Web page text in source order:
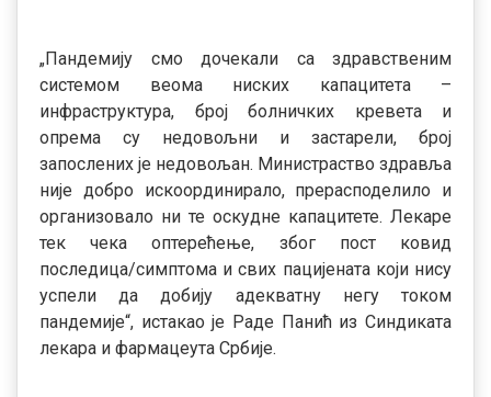
„Пандемију смо дочекали са здравственим
системом веома ниских капацитета –
инфраструктура, број болничких кревета и
опрема су недовољни и застарели, број
запослених је недовољан. Министраство здравља
није добро искоординирало, прерасподелило и
организовало ни те оскудне капацитете. Лекаре
тек чека оптерећење, због пост ковид
последица/симптома и свих пацијената који нису
успели да добију адекватну негу током
пандемије“, истакао је Раде Панић из Синдиката
лекара и фармацеута Србије.